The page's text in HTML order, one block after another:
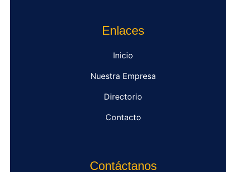
Enlaces
Inicio
Nuestra Empresa
Directorio
Contacto
Contáctanos